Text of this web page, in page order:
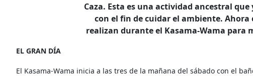
Caza. Esta es una actividad ancestral
con el fin de cuidar el ambiente. Ahora
realizan durante el Kasama-Wama para
EL GRAN DÍA
El Kasama-Wama inicia a las tres de la mañana del sábado con el